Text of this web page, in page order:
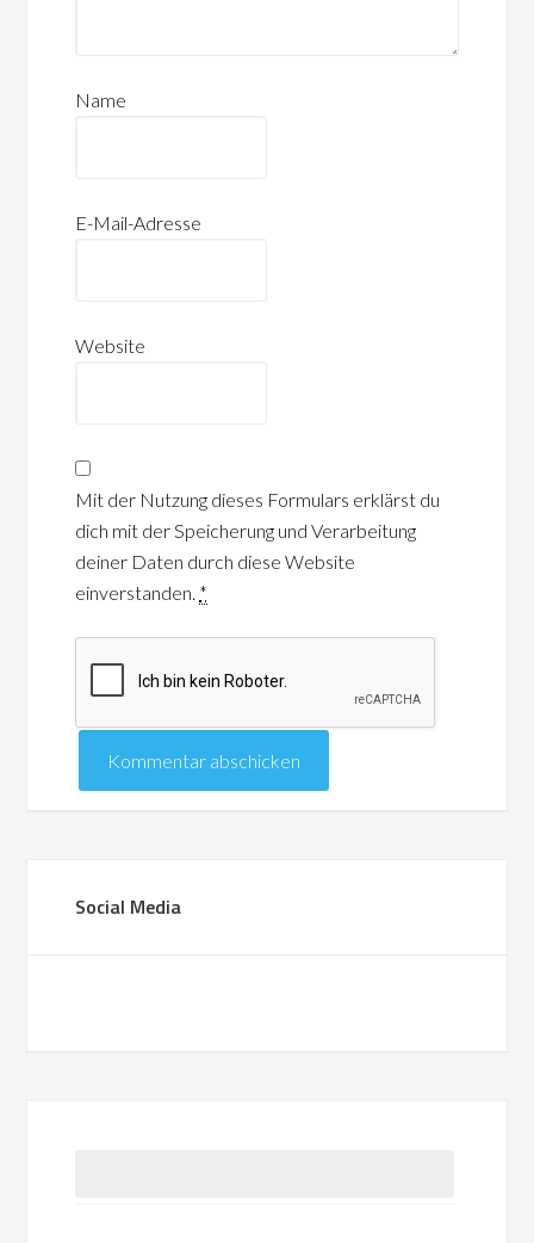
Name
E-Mail-Adresse
Website
Mit der Nutzung dieses Formulars erklärst du
dich mit der Speicherung und Verarbeitung
deiner Daten durch diese Website
einverstanden. *
Social Media